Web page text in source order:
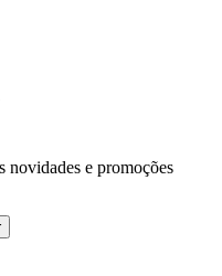
novidades e promoções